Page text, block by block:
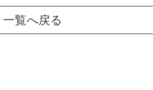
一覧へ戻る